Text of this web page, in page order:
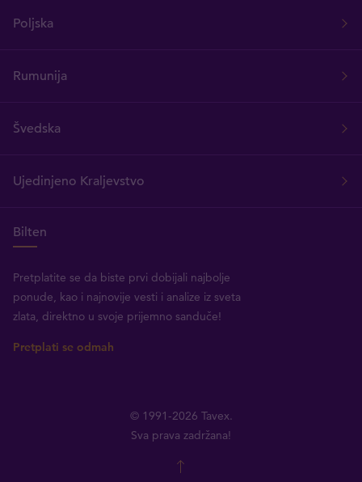
Poljska
Rumunija
Švedska
Ujedinjeno Kraljevstvo
Bilten
Pretplatite se da biste prvi dobijali najbolje
ponude, kao i najnovije vesti i analize iz sveta
zlata, direktno u svoje prijemno sanduče!
Pretplati se odmah
© 1991-2026 Tavex.
Sva prava zadržana!